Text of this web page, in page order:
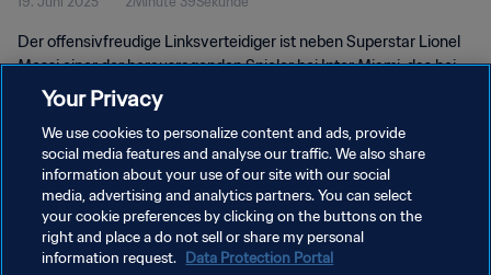
Der offensivfreudige Linksverteidiger ist neben Superstar Lionel
Messi einer der herausragenden Spieler bei Inter Miami, das bei
der FIFA Klub-Weltmeisterschaft auf den Heimvorteil zählen kann.
DATENSCHUTZ
Your Privacy
We use cookies to personalize content and ads, provide
social media features and analyse our traffic. We also share
information about your use of our site with our social
media, advertising and analytics partners. You can select
your cookie preferences by clicking on the buttons on the
right and place a do not sell or share my personal
information request. Data Protection Portal